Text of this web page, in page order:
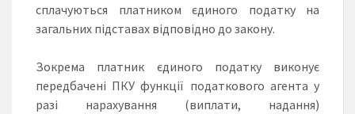
сплачуються платником єдиного податку на
загальних підставах відповідно до закону.
Зокрема платник єдиного податку виконує
передбачені ПКУ функції податкового агента у
разі нарахування (виплати, надання)